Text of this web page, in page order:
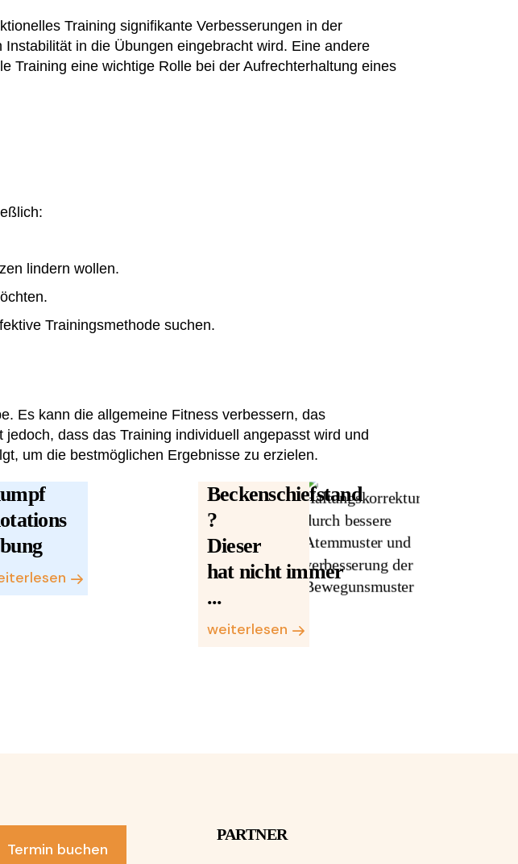
Training signifikante Verbesserungen in der
in die Übungen eingebracht wird. Eine andere
Training eine wichtige Rolle bei der Aufrechterhaltung eines
lindern wollen.
Trainingsmethode suchen.
Es kann die allgemeine Fitness verbessern, das
dass das Training individuell angepasst wird und
um die bestmöglichen Ergebnisse zu erzielen.
Beckenschiefstand
?
Dieser
hat nicht immer
...
weiterlesen
Termin buchen
PARTNER